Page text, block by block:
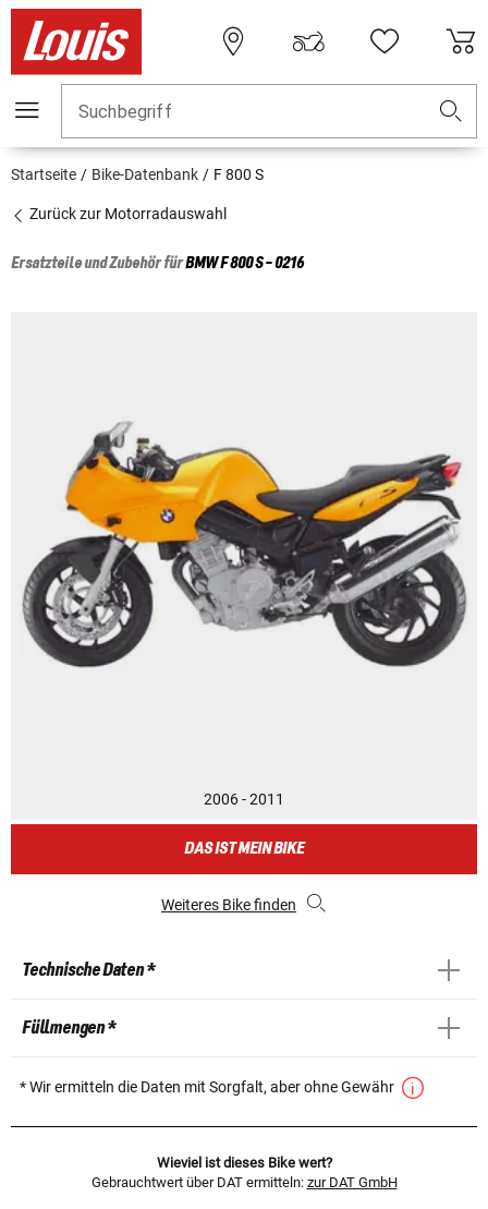
Suchbegriff
Startseite Bike-Datenbank F 800 S
Zurück zur Motorradauswahl
Ersatzteile und Zubehör fürBMWF 800 S - 0216
2006 - 2011
DAS IST MEIN BIKE
Weiteres Bike finden
Technische Daten *
Füllmengen *
* Wir ermitteln die Daten mit Sorgfalt, aber ohne Gewähr
Wieviel ist dieses Bike wert?
Gebrauchtwert über DAT ermitteln: zur DAT GmbH